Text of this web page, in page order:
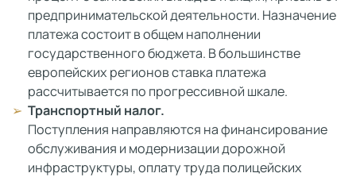
предпринимательской деятельности. Назначение
платежа состоит в общем наполнении
государственного бюджета. В большинстве
европейских регионов ставка платежа
рассчитывается по прогрессивной шкале.
Транспортный налог.
Поступления направляются на финансирование
обслуживания и модернизации дорожной
инфраструктуры, оплату труда полицейских